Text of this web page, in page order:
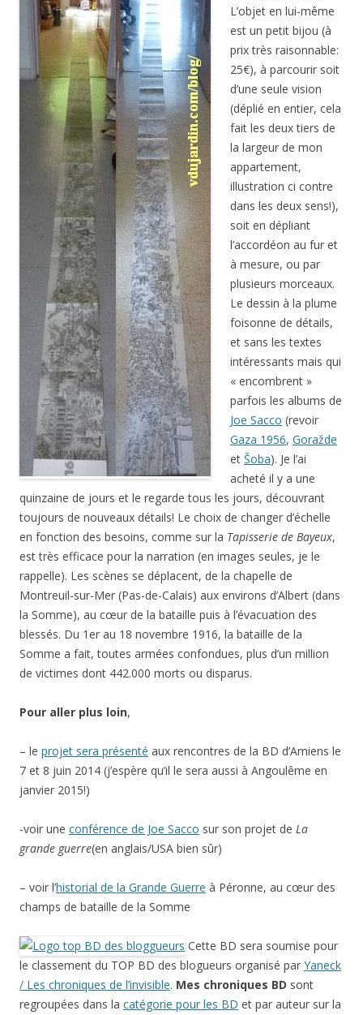
L’objet en lui-même
est un petit bijou (à
prix très raisonnable:
25€), à parcourir soit
d’une seule vision
(déplié en entier, cela
fait les deux tiers de
la largeur de mon
appartement,
illustration ci contre
dans les deux sens!),
soit en dépliant
l’accordéon au fur et
à mesure, ou par
plusieurs morceaux.
Le dessin à la plume
foisonne de détails,
et sans les textes
intéressants mais qui
« encombrent »
parfois les albums de
Joe Sacco (revoir
Gaza 1956, Goražde
et Šoba). Je l’ai
acheté il y a une
quinzaine de jours et le regarde tous les jours, découvrant
toujours de nouveaux détails! Le choix de changer d’échelle
en fonction des besoins, comme sur la Tapisserie de Bayeux,
est très efficace pour la narration (en images seules, je le
rappelle). Les scènes se déplacent, de la chapelle de
Montreuil-sur-Mer (Pas-de-Calais) aux environs d’Albert (dans
la Somme), au cœur de la bataille puis à l’évacuation des
blessés. Du 1er au 18 novembre 1916, la bataille de la
Somme a fait, toutes armées confondues, plus d’un million
de victimes dont 442.000 morts ou disparus.
Pour aller plus loin,
– le projet sera présenté aux rencontres de la BD d’Amiens le
7 et 8 juin 2014 (j’espère qu’il le sera aussi à Angoulême en
janvier 2015!)
-voir une conférence de Joe Sacco sur son projet de La
grande guerre(en anglais/USA bien sûr)
– voir l’historial de la Grande Guerre à Péronne, au cœur des
champs de bataille de la Somme
Cette BD sera soumise pour
le classement du TOP BD des blogueurs organisé par Yaneck
/ Les chroniques de l’invisible. Mes chroniques BD sont
regroupées dans la catégorie pour les BD et par auteur sur la